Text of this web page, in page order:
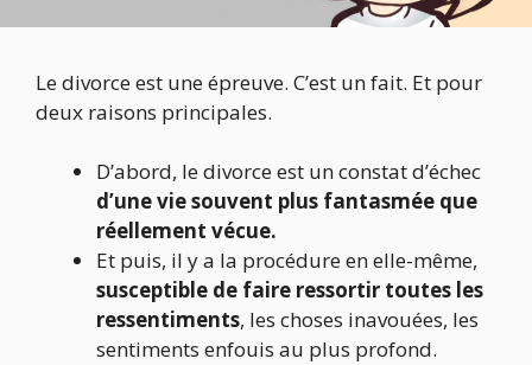
Le divorce est une épreuve. C’est un fait. Et pour
deux raisons principales.
D’abord, le divorce est un constat d’échec
d’une vie souvent plus fantasmée que
réellement vécue.
Et puis, il y a la procédure en elle-même,
susceptible de faire ressortir toutes les
ressentiments, les choses inavouées, les
sentiments enfouis au plus profond.